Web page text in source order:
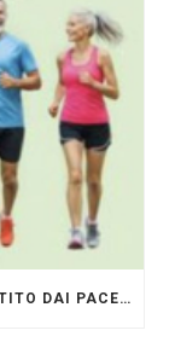
L’ADIGE RUN – EVENTO A TRENTO GESTITO DAI PACERS GLI ORIGINALI